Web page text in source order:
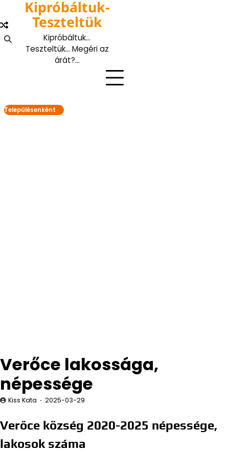
content
Kipróbáltuk-
Teszteltük
Kipróbáltuk…
Teszteltük… Megéri az
árát?…
Településenként
Verőce lakossága,
népessége
Kiss Kata 2025-03-29
Verőce község 2020-2025 népessége,
lakosok száma